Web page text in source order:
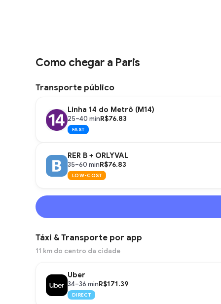
Como chegar a Paris
Transporte público
Linha 14 do Metrô (M14)
25–40 minR$76.83
FAST
RER B + ORLYVAL
35–60 minR$76.83
LOW-COST
Táxi & Transporte por app
11 km do centro da cidade
Uber
34–36 minR$171.39
DIRECT